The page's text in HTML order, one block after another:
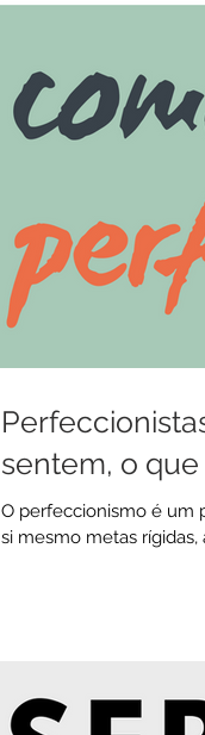
sentem, o
O perfeccionismo é um
si mesmo metas rígidas,